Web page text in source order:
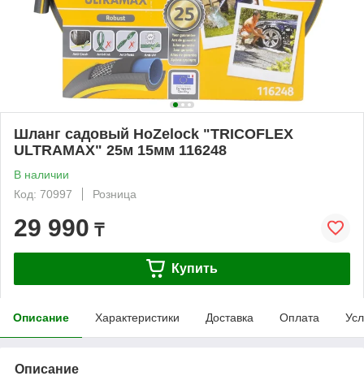
Шланг садовый HoZelock "TRICOFLEX
ULTRAMAX" 25м 15мм 116248
В наличии
Код: 70997
Розница
29 990 ₸
Купить
Описание Характеристики Доставка Оплата
Описание